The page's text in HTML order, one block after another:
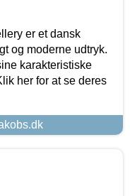
er et dansk
og moderne udtryk.
karakteristiske
her for at se deres